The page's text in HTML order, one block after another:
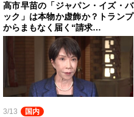
高市早苗の「ジャパン・イズ・バ
ック」は本物か虚飾か？トランプ
からまもなく届く“請求…
3/13 国内